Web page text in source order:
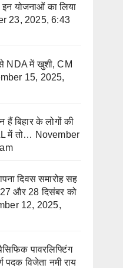
योजनाओं का लिया
23, 2025, 6:43
से NDA में खुशी, CM
15, 2025,
हैं बिहार के लोगों की
में तो… November
दिवस समारोह सह
27 और 28 दिसंबर को
12, 2025,
पावरलिफ्टिंग
पदक विजेता नमी राय